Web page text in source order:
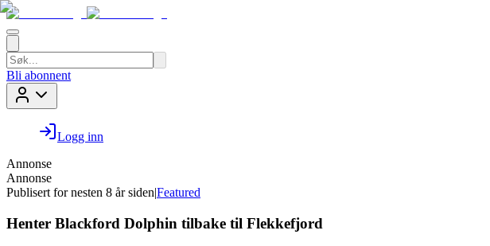
Bli abonnent
Logg inn
Annonse
Annonse
Publisert for nesten 8 år siden|Featured
Henter Blackford Dolphin tilbake til Flekkefjord